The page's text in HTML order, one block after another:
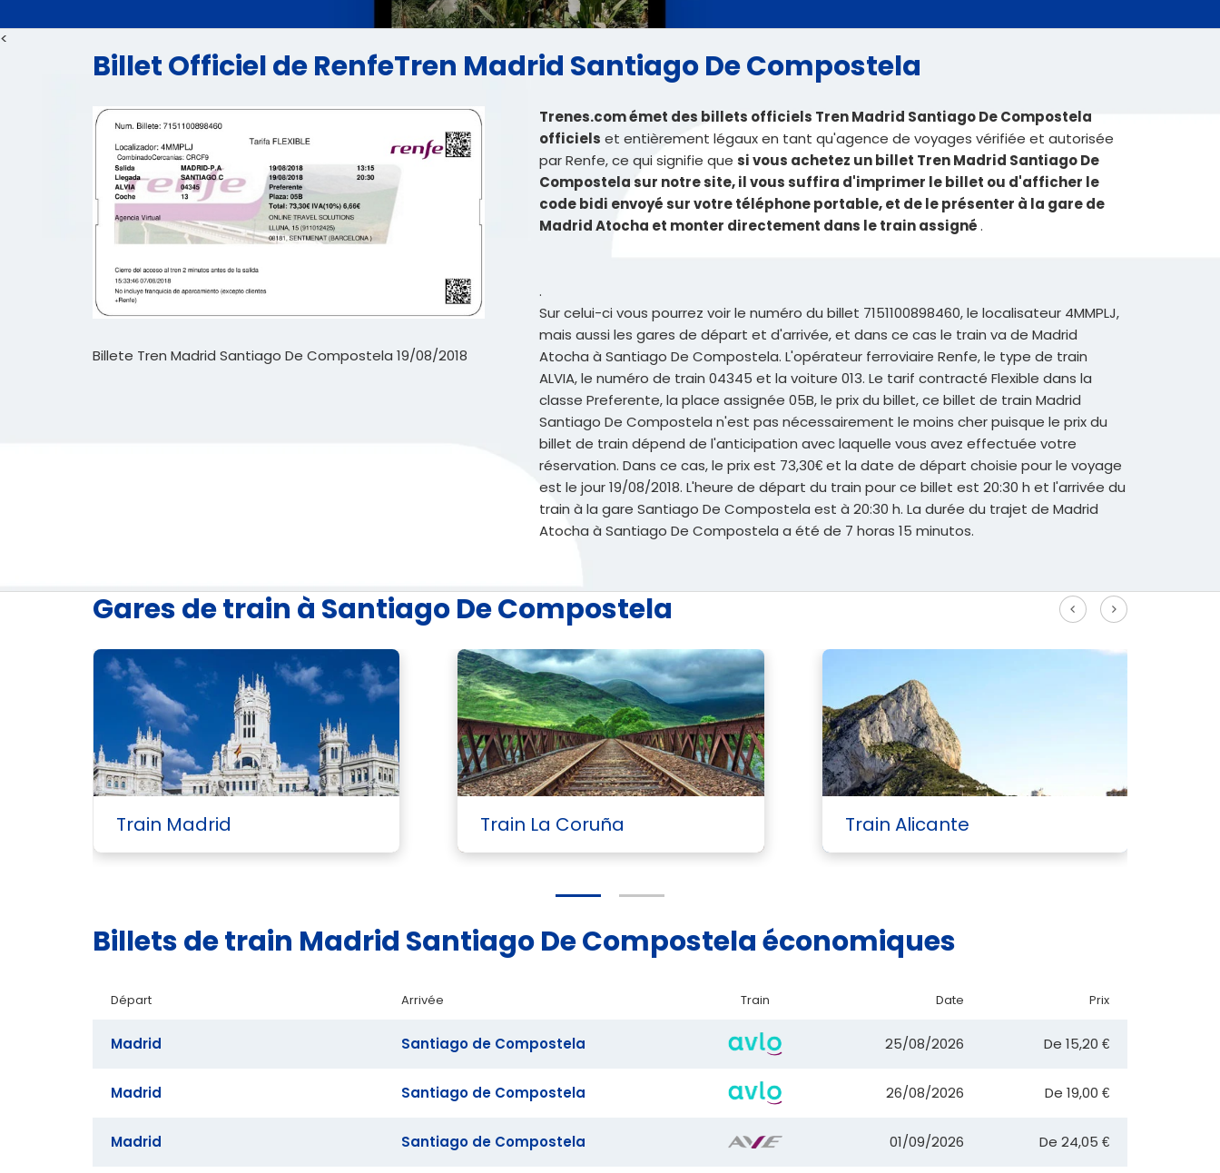
<
Billet Officiel de RenfeTren Madrid Santiago De Compostela
Billete Tren Madrid Santiago De Compostela 19/08/2018
Trenes.com émet des billets officiels Tren Madrid Santiago De Compostela
officiels et entièrement légaux en tant qu'agence de voyages vérifiée et autorisée
par Renfe, ce qui signifie que si vous achetez un billet Tren Madrid Santiago De
Compostela sur notre site, il vous suffira d'imprimer le billet ou d'afficher le
code bidi envoyé sur votre téléphone portable, et de le présenter à la gare de
Madrid Atocha et monter directement dans le train assigné.
.
Sur celui-ci vous pourrez voir le numéro du billet 7151100898460, le localisateur 4MMPLJ,
mais aussi les gares de départ et d'arrivée, et dans ce cas le train va de Madrid
Atocha à Santiago De Compostela. L'opérateur ferroviaire Renfe, le type de train
ALVIA, le numéro de train 04345 et la voiture 013. Le tarif contracté Flexible dans la
classe Preferente, la place assignée 05B, le prix du billet, ce billet de train Madrid
Santiago De Compostela n'est pas nécessairement le moins cher puisque le prix du
billet de train dépend de l'anticipation avec laquelle vous avez effectuée votre
réservation. Dans ce cas, le prix est 73,30€ et la date de départ choisie pour le voyage
est le jour 19/08/2018. L'heure de départ du train pour ce billet est 20:30 h et l'arrivée du
train à la gare Santiago De Compostela est à 20:30 h. La durée du trajet de Madrid
Atocha à Santiago De Compostela a été de 7 horas 15 minutos.
Gares de train à Santiago De Compostela
Train Madrid Train La Coruña Train Alicante
Billets de train Madrid Santiago De Compostela économiques
Départ Arrivée Train Date Prix
Madrid Santiago de Compostela 25/08/2026 De 15,20 €
Madrid Santiago de Compostela 26/08/2026 De 19,00 €
Madrid Santiago de Compostela 01/09/2026 De 24,05 €